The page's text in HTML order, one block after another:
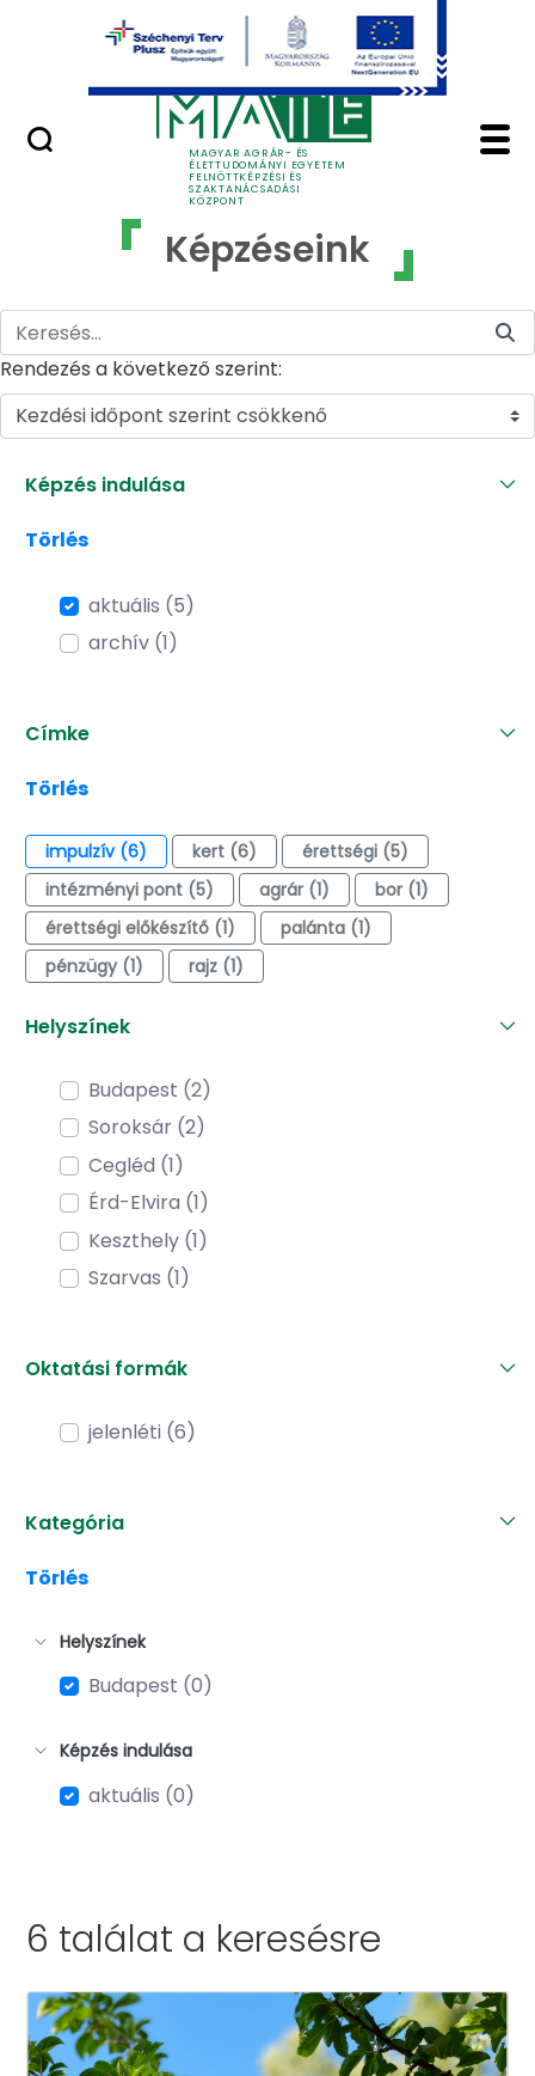
Ugrás a fő tartalomhoz
MAGYAR AGRÁR- ÉS
ÉLETTUDOMÁNYI EGYETEM
FELNŐTTKÉPZÉSI ÉS
SZAKTANÁCSADÁSI
KÖZPONT
Képzéseink - MATE
Képzéseink
Rendezés a következő szerint:
Kezdési időpont szerint csökkenő
Képzés indulása
Törlés
aktuális (5)
archív (1)
Címke
Törlés
impulzív (6) kert (6)
érettségi (5)
intézményi pont (5)
agrár (1)
bor (1)
érettségi előkészítő (1)
palánta (1)
pénzügy (1)
rajz (1)
Helyszínek
Budapest (2)
Soroksár (2)
Cegléd (1)
Érd-Elvira (1)
Keszthely (1)
Szarvas (1)
Oktatási formák
jelenléti (6)
Kategória
Törlés
Helyszínek
Budapest (0)
Képzés indulása
aktuális (0)
6 találat a keresésre